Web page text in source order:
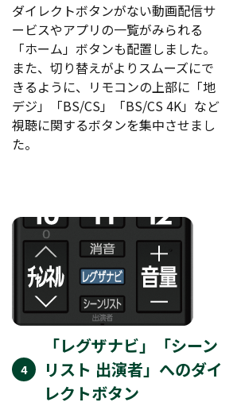
ダイレクトボタンがない動画配信サ
ービスやアプリの一覧がみられる
「ホーム」ボタンも配置しました。
また、切り替えがよりスムーズにで
きるように、リモコンの上部に「地
デジ」「BS/CS」「BS/CS 4K」など
視聴に関するボタンを集中させまし
た。
「レグザナビ」「シーン
リスト 出演者」へのダイ
レクトボタン